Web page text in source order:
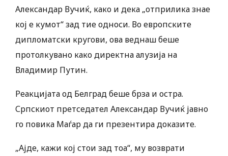
Александар Вучиќ, како и дека „отприлика знае
кој е кумот“ зад тие односи. Во европските
дипломатски кругови, ова веднаш беше
протолкувано како директна алузија на
Владимир Путин.
Реакцијата од Белград беше брза и остра.
Српскиот претседател Александар Вучиќ јавно
го повика Маѓар да ги презентира доказите.
„Ајде, кажи кој стои зад тоа“, му возврати